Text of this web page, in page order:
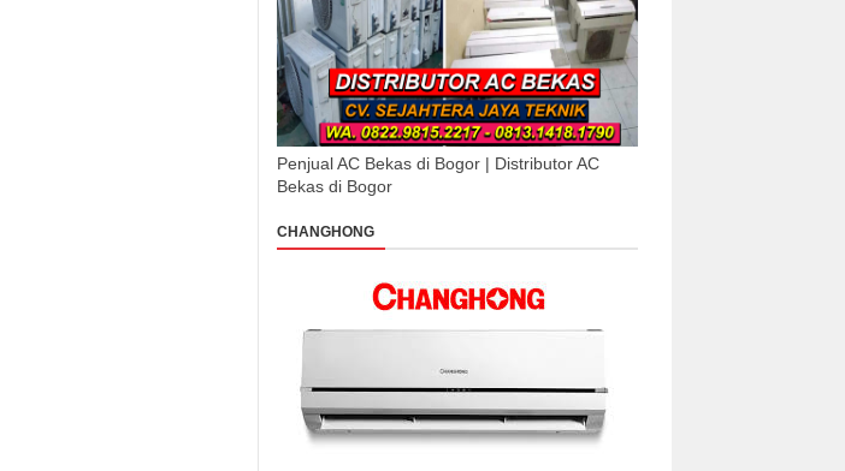
Penjual AC Bekas di Bogor | Distributor AC
Bekas di Bogor
CHANGHONG